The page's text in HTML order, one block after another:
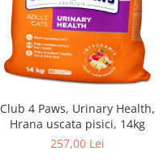
Club 4 Paws, Urinary Health,
Hrana uscata pisici, 14kg
257,00 Lei